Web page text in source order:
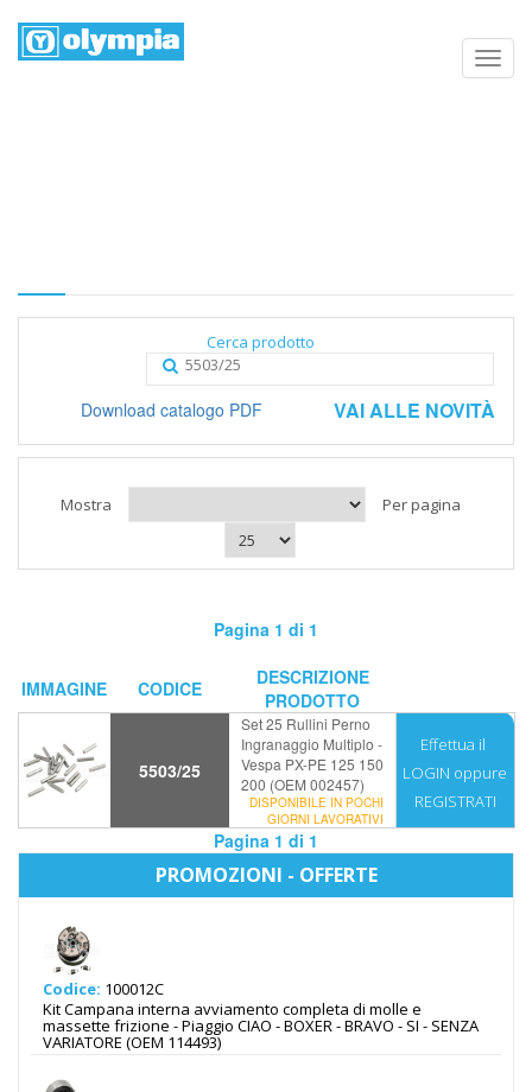
Cerca prodotto
VAI ALLE NOVITÀ
Download catalogo PDF
Mostra Per pagina
Pagina 1 di 1
IMMAGINE CODICE
DESCRIZIONE
PRODOTTO
5503/25
Set 25 Rullini Perno
Ingranaggio Multiplo -
Vespa PX-PE 125 150
200 (OEM 002457)
DISPONIBILE IN POCHI
GIORNI LAVORATIVI
Effettua il
LOGIN oppure
REGISTRATI
Pagina 1 di 1
PROMOZIONI - OFFERTE
Codice: 100012C
Kit Campana interna avviamento completa di molle e
massette frizione - Piaggio CIAO - BOXER - BRAVO - SI - SENZA
VARIATORE (OEM 114493)